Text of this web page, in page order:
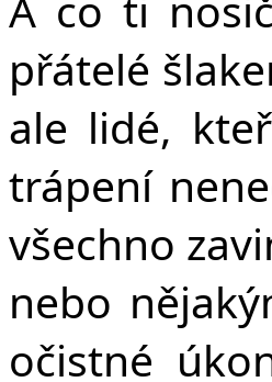
přátelé
ale lidé,
trápení
všechno
nebo
očistné